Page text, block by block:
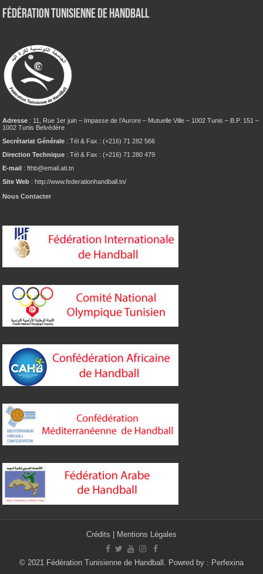
Fédération tunisienne de Handball
Adresse : 11, Rue 1er juin – Impasse de l’Aurore – Mutuelle Ville – 1002 Tunis – B.P. 151 –
1002 Tunis Belvédère
Secrétariat Générale : Tél & Fax : (+216) 71 282 566
Direction Technique : Tél & Fax : (+216) 71 280 479
E-mail : fthb@email.ati.tn
Site Web : http://www.federationhandball.tn/
Nous Contacter
Crédits Mentions Légales
© 2021 Fédération Tunisienne de Handball. Powred by : Perfexina